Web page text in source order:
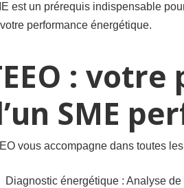
est un prérequis indispensable
performance énergétique.
:
SME
vous accompagne dans toutes
Diagnostic énergétique : Analyse